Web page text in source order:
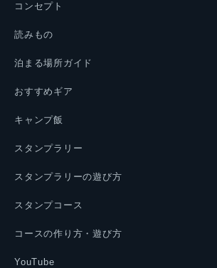
コンセプト
読みもの
泊まる場所ガイド
おすすめギア
キャンプ飯
スタンプラリー
スタンプラリーの遊び方
スタンプコース
コースの作り方・遊び方
YouTube